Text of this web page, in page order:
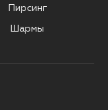
Пирсинг
Шармы